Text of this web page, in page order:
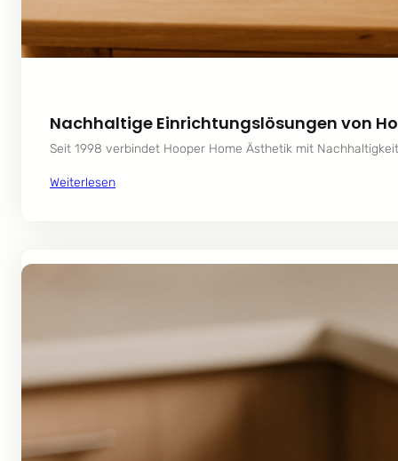
Nachhaltige Einrichtungslösungen von
Seit 1998 verbindet Hooper Home Ästhetik mit
Weiterlesen